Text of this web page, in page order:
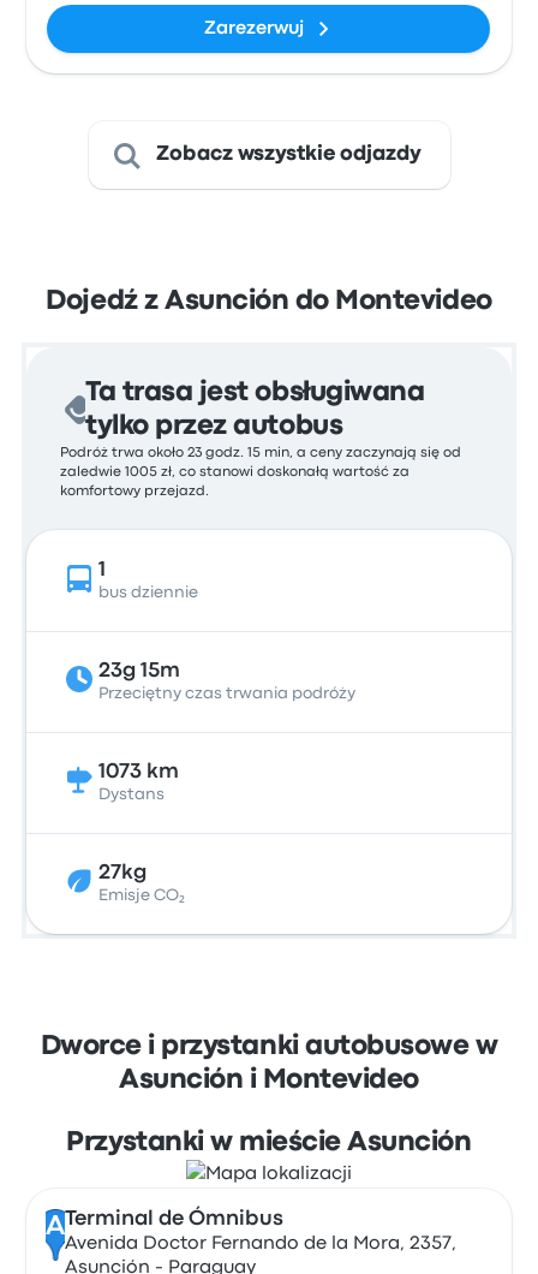
Zarezerwuj
Zobacz wszystkie odjazdy
Dojedź z Asunción do Montevideo
Ta trasa jest obsługiwana
tylko przez autobus
Podróż trwa około 23 godz. 15 min, a ceny zaczynają się od
zaledwie 1005 zł, co stanowi doskonałą wartość za
komfortowy przejazd.
1
bus dziennie
23g 15m
Przeciętny czas trwania podróży
1073 km
Dystans
27kg
Emisje CO₂
Dworce i przystanki autobusowe w
Asunción i Montevideo
Przystanki w mieście Asunción
A Terminal de Ómnibus
Avenida Doctor Fernando de la Mora, 2357,
Asunción - Paraguay